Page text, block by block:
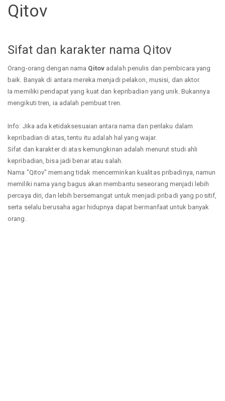
Nurhilman
Qitov
Sifat dan karakter nama Qitov
Orang-orang dengan nama Qitovadalah penulis dan pembicara yang
baik. Banyak di antara mereka menjadi pelakon, musisi, dan aktor.
Ia memiliki pendapat yang kuat dan kepribadian yang unik. Bukannya
mengikuti tren, ia adalah pembuat tren.
Info: Jika ada ketidaksesuaian antara nama dan perilaku dalam
kepribadian di atas, tentu itu adalah hal yang wajar.
Sifat dan karakter di atas kemungkinan adalah menurut studi ahli
kepribadian, bisa jadi benar atau salah.
Nama "Qitov" memang tidak mencerminkan kualitas pribadinya, namun
memiliki nama yang bagus akan membantu seseorang menjadi lebih
percaya diri, dan lebih bersemangat untuk menjadi pribadi yang positif,
serta selalu berusaha agar hidupnya dapat bermanfaat untuk banyak
orang.